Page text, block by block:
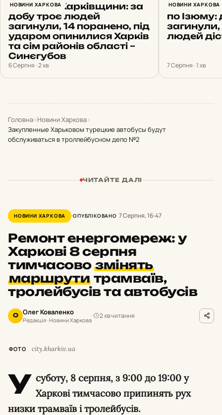
НОВИНИ ХАРКОВА
Обстріли Харківщини: за
добу троє людей
загинули, 14 поранено, під
ударом опинилися Харків
та сім районів області –
Синєгубов
6 Серпня · 2 хв
НОВИНИ ХАРКОВА
по Ізюму:
людей
7 Серпня · 1 хв
Головна›Новини Харкова›
Закупленные Харьковом турецкие автобусы будут
обслуживаться в троллейбусном депо №2
ЧИТАЙТЕ ДАЛІ
НОВИНИ ХАРКОВА ОПУБЛІКОВАНО 7 Серпня, 16:47
Ремонт енергомереж: у
Харкові 8 серпня
тимчасовозмінять
маршрутитрамваїв,
тролейбусів та автобусів
О Олег Коваленко
Редакція · Новини Харкова
2 хв читання
ФОТО city.kharkiv.ua
У суботу, 8 серпня, з 9:00 до 19:00 у
Харкові тимчасово припинять рух
низки трамваїв і тролейбусів.